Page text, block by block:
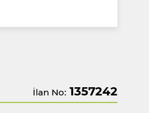
İlan No: 1357242